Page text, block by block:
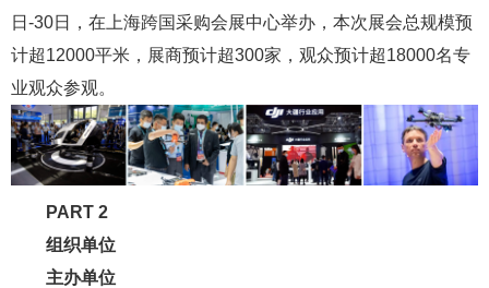
日-30日，在上海跨国采购会展中心举办，本次展会总规模预
计超12000平米，展商预计超300家，观众预计超18000名专
业观众参观。
PART 2
组织单位
主办单位